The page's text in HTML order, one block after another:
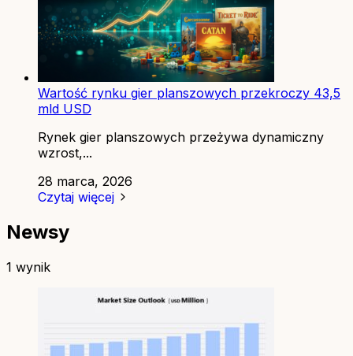
Wartość rynku gier planszowych przekroczy 43,5
mld USD
Rynek gier planszowych przeżywa dynamiczny
wzrost,...
28 marca, 2026
Czytaj więcej
Newsy
1 wynik